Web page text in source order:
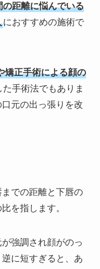
の距離に悩んでいる
におすすめの施術で
矯正手術による顔の
た手術法でもありま
元の出っ張りを改
での距離と下唇の
を指します。
強調され顔がのっ
に短すぎると、あ